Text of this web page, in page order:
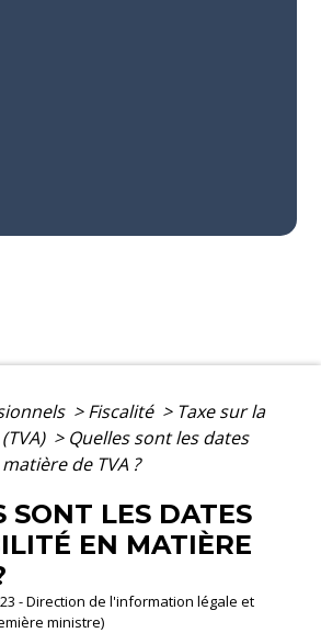
> Fiscalité > Taxe sur la
> Quelles sont les dates
de TVA ?
SONT LES DATES
EN MATIÈRE
- Direction de l'information légale et
ministre)